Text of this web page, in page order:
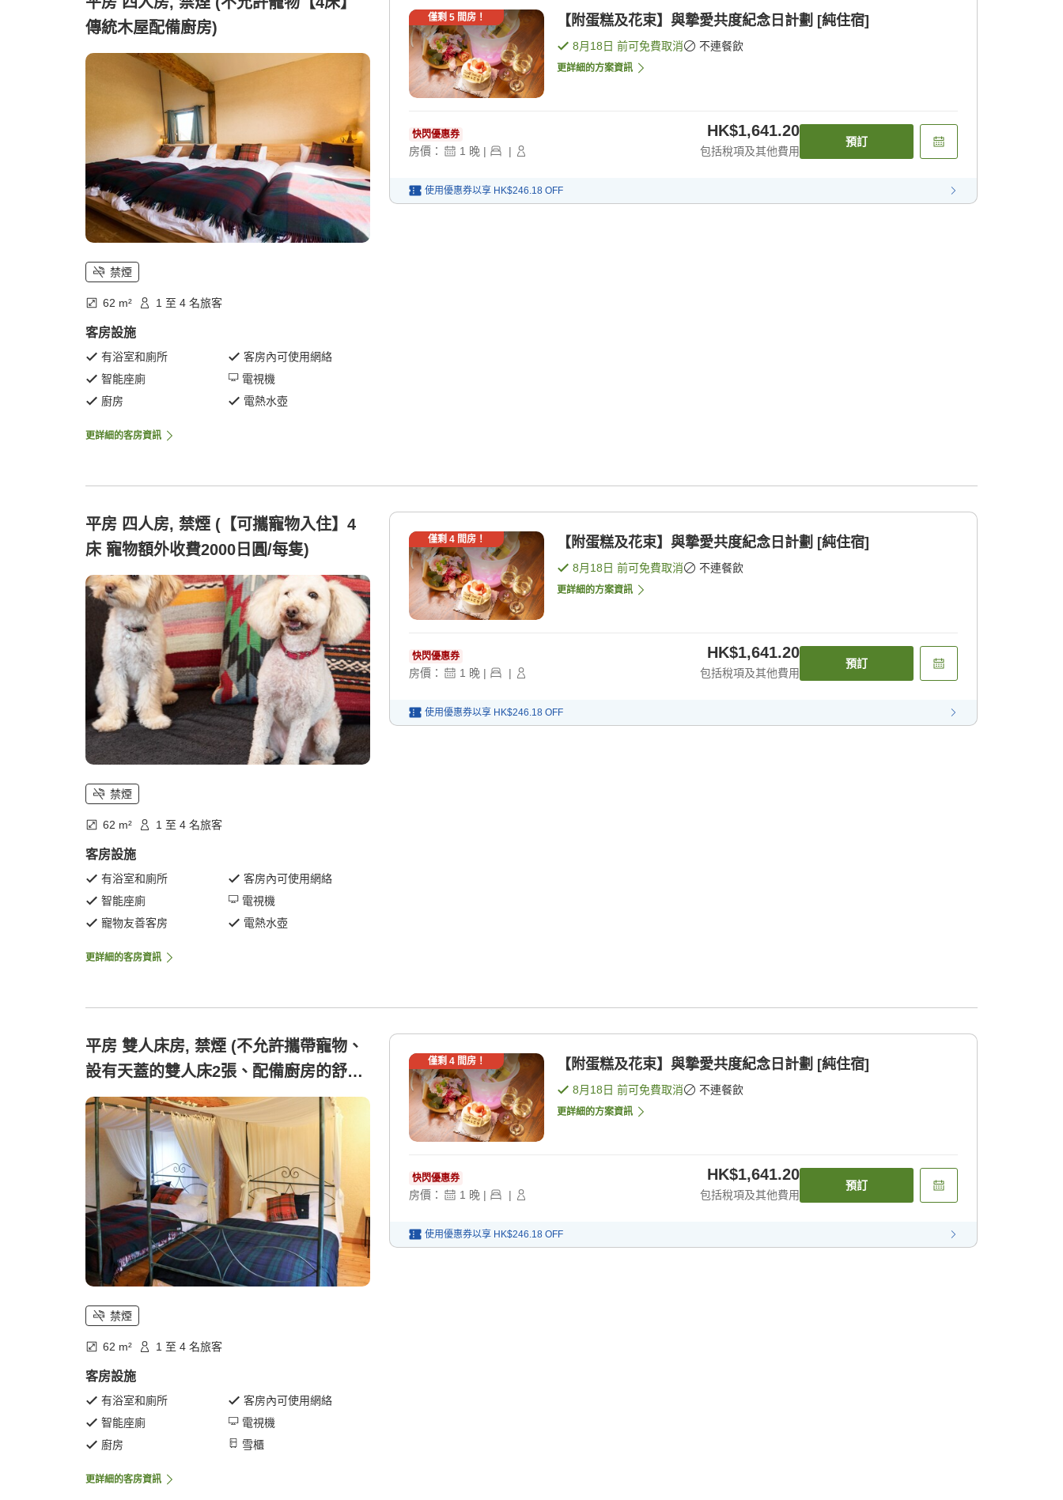
傳統木屋配備廚房)
禁煙
62 m² 1 至 4 名旅客
客房設施
有浴室和廁所
客房內可使用網絡
智能座廁
電視機
廚房
電熱水壺
更詳細的客房資訊
僅剩 5間房！ 【附蛋糕及花束】與摯愛共度紀念日計劃 [純住宿]
8月18日 前可免費取消 不連餐飲
更詳細的方案資訊
快閃優惠券
房價： 1 晚 | |
HK$1,641.20
包括稅項及其他費用
預訂
使用優惠券以享 HK$246.18 OFF
平房 四人房, 禁煙 (【可攜寵物入住】4
床 寵物額外收費2000日圓/每隻)
禁煙
62 m² 1 至 4 名旅客
客房設施
有浴室和廁所
客房內可使用網絡
智能座廁
電視機
寵物友善客房
電熱水壺
更詳細的客房資訊
僅剩 4間房！ 【附蛋糕及花束】與摯愛共度紀念日計劃 [純住宿]
8月18日 前可免費取消 不連餐飲
更詳細的方案資訊
快閃優惠券
房價： 1 晚 | |
HK$1,641.20
包括稅項及其他費用
預訂
使用優惠券以享 HK$246.18 OFF
平房 雙人床房, 禁煙 (不允許攜帶寵物、
設有天蓋的雙人床2張、配備廚房的舒適
小屋)
禁煙
62 m² 1 至 4 名旅客
客房設施
有浴室和廁所
客房內可使用網絡
智能座廁
電視機
廚房
雪櫃
更詳細的客房資訊
僅剩 4間房！ 【附蛋糕及花束】與摯愛共度紀念日計劃 [純住宿]
8月18日 前可免費取消 不連餐飲
更詳細的方案資訊
快閃優惠券
房價： 1 晚 | |
HK$1,641.20
包括稅項及其他費用
預訂
使用優惠券以享 HK$246.18 OFF